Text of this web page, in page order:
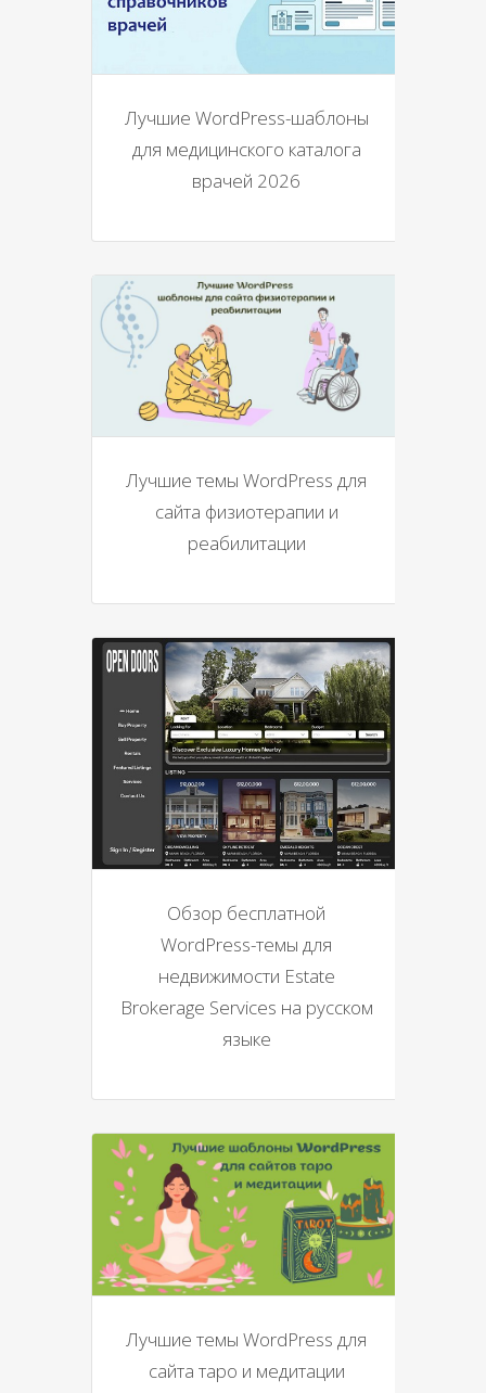
Лучшие WordPress-шаблоны
для медицинского каталога
врачей 2026
Лучшие темы WordPress для
сайта физиотерапии и
реабилитации
Обзор бесплатной
WordPress-темы для
недвижимости Estate
Brokerage Services на русском
языке
Лучшие темы WordPress для
сайта таро и медитации